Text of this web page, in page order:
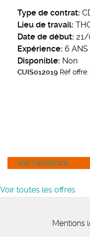
Type de contrat:
Lieu de travail:
Date de début: 21/
Expérience: 6 ANS
Disponible: Non
Réf offre:
CUIS012019
voir l'annonce
Voir toutes les offres
Mentions